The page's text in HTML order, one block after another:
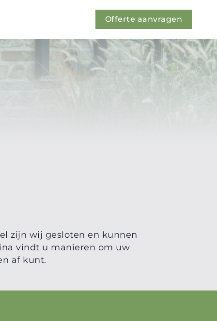
Offerte aanvragen
zijn wij gesloten en kunnen
vindt u manieren om uw
af kunt.